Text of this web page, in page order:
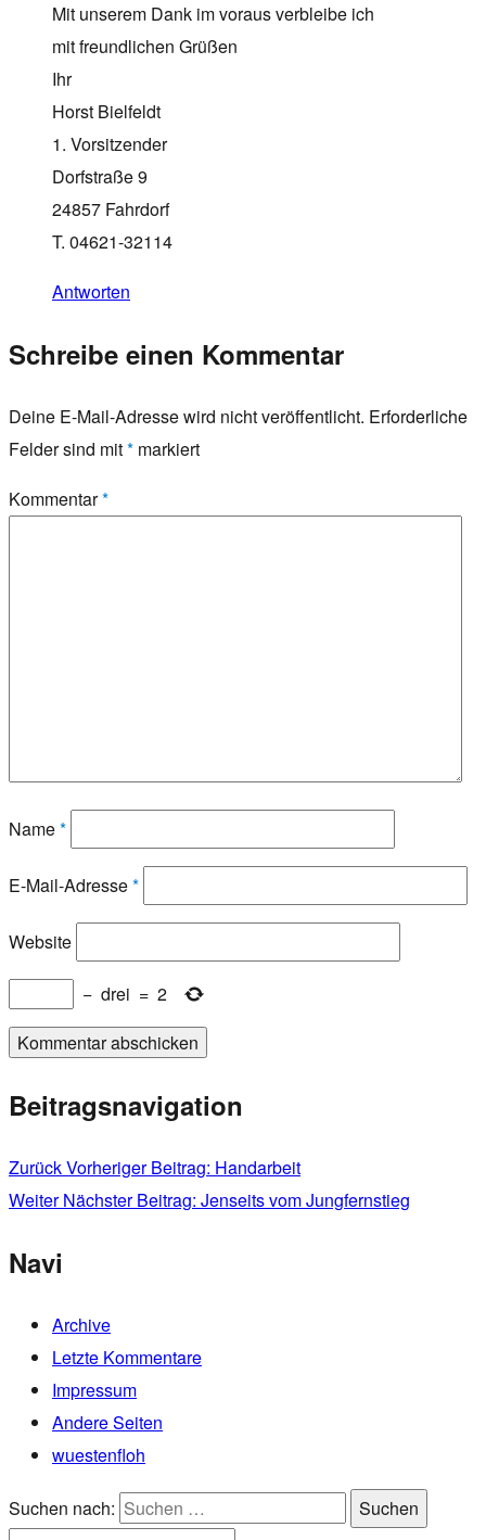
Mit unserem Dank im voraus verbleibe ich
mit freundlichen Grüßen
Ihr
Horst Bielfeldt
1. Vorsitzender
Dorfstraße 9
24857 Fahrdorf
T. 04621-32114
Antworten
Schreibe einen Kommentar
Deine E-Mail-Adresse wird nicht veröffentlicht. Erforderliche
Felder sind mit* markiert
Kommentar*
Name*
E-Mail-Adresse*
Website
− drei = 2
Beitragsnavigation
ZurückVorheriger Beitrag: Handarbeit
Weiter Nächster Beitrag: Jenseits vom Jungfernstieg
Navi
Archive
Letzte Kommentare
Impressum
Andere Seiten
wuestenfloh
Suchen nach: Suchen